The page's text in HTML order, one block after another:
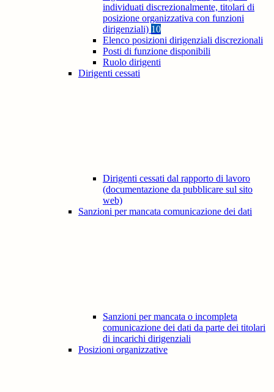
individuati discrezionalmente, titolari di
posizione organizzativa con funzioni
dirigenziali) 10
Elenco posizioni dirigenziali discrezionali
Posti di funzione disponibili
Ruolo dirigenti
Dirigenti cessati
Dirigenti cessati dal rapporto di lavoro
(documentazione da pubblicare sul sito
web)
Sanzioni per mancata comunicazione dei dati
Sanzioni per mancata o incompleta
comunicazione dei dati da parte dei titolari
di incarichi dirigenziali
Posizioni organizzative